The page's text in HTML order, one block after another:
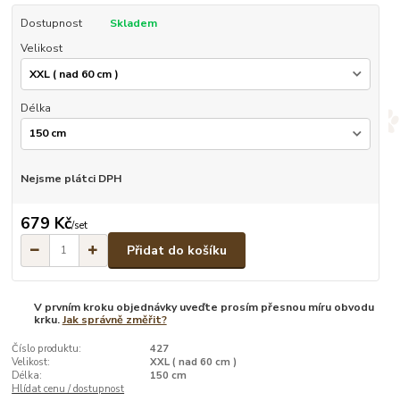
Dostupnost
Skladem
Velikost
Délka
Nejsme plátci DPH
679 Kč/set
Přidat do košíku
V prvním kroku objednávky uveďte prosím přesnou míru obvodu
krku.Jak správně změřit?
Číslo produktu:
427
Velikost:
XXL ( nad 60 cm )
Délka:
150 cm
Hlídat cenu / dostupnost